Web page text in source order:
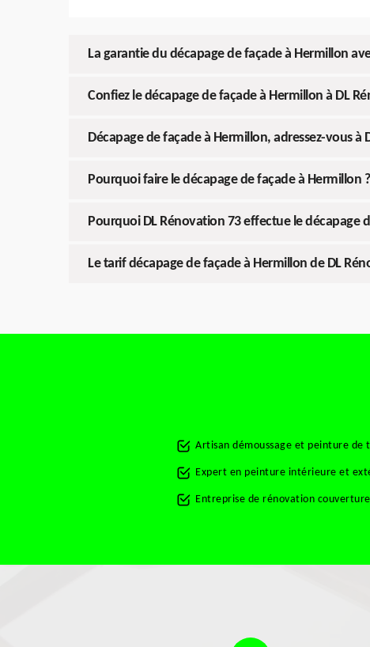
La garantie du décapage de façade à Hermillon
Confiez le décapage de façade à Hermillon à DL
Décapage de façade à Hermillon, adressez-vous à
Pourquoi faire le décapage de façade à Hermillon ?
Pourquoi DL Rénovation 73 effectue le décapage
Le tarif décapage de façade à Hermillon de DL
Artisan démoussage et peinture de
Expert en peinture intérieure et
Entreprise de rénovation